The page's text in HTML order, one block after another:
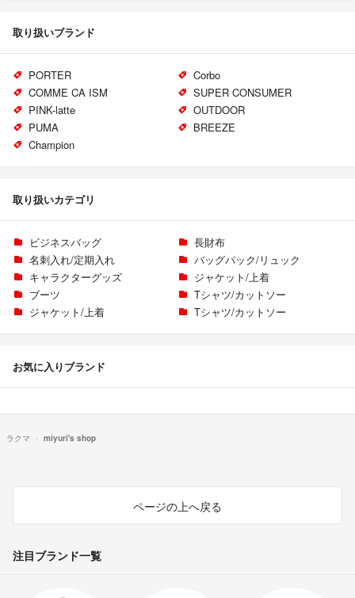
取り扱いブランド
PORTER
Corbo
COMME CA ISM
SUPER CONSUMER
PINK-latte
OUTDOOR
PUMA
BREEZE
Champion
取り扱いカテゴリ
ビジネスバッグ
長財布
名刺入れ/定期入れ
バッグパック/リュック
キャラクターグッズ
ジャケット/上着
ブーツ
Tシャツ/カットソー
ジャケット/上着
Tシャツ/カットソー
お気に入りブランド
ラクマ miyuri's shop
ページの上へ戻る
注目ブランド一覧